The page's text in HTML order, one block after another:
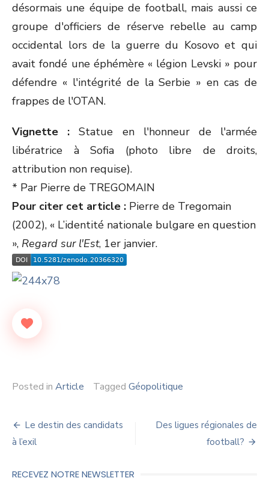
désormais une équipe de football, mais aussi ce
groupe d'officiers de réserve rebelle au camp
occidental lors de la guerre du Kosovo et qui
avait fondé une éphémère « légion Levski » pour
défendre « l'intégrité de la Serbie » en cas de
frappes de l'OTAN.
Vignette : Statue en l'honneur de l'armée
libératrice à Sofia (photo libre de droits,
attribution non requise).
* Par Pierre de TREGOMAIN
Pour citer cet article : Pierre de Tregomain
(2002), « L’identité nationale bulgare en question
», Regard sur l'Est, 1er janvier.
Posted in Article Tagged Géopolitique
Navigation
de
l’article
Le destin des candidats
à l’exil
Des ligues régionales de
football?
RECEVEZ NOTRE NEWSLETTER